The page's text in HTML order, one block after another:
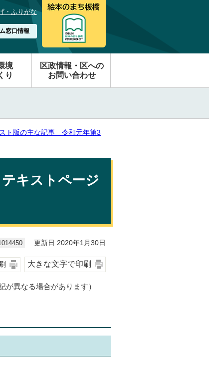
・ふりがな
窓口情報
境
り
区政情報・区への
お問い合わせ
ト版の主な記事 令和元年第3
キストページ
更新日 2020年1月30日
大きな文字で印刷
が異なる場合があります）